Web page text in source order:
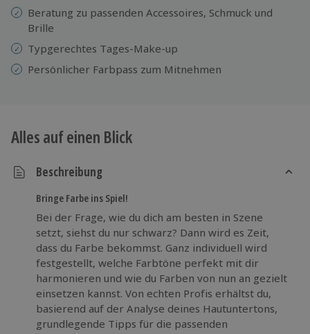
Beratung zu passenden Accessoires, Schmuck und
Brille
Typgerechtes Tages-Make-up
Persönlicher Farbpass zum Mitnehmen
Alles auf einen Blick
Beschreibung
Bringe Farbe ins Spiel!
Bei der Frage, wie du dich am besten in Szene
setzt, siehst du nur schwarz? Dann wird es Zeit,
dass du Farbe bekommst. Ganz individuell wird
festgestellt, welche Farbtöne perfekt mit dir
harmonieren und wie du Farben von nun an gezielt
einsetzen kannst. Von echten Profis erhältst du,
basierend auf der Analyse deines Hautuntertons,
grundlegende Tipps für die passenden